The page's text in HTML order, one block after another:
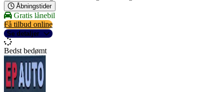
Åbningstider
Gratis lånebil
Få tilbud online
Se detaljer
Bedst bedømt